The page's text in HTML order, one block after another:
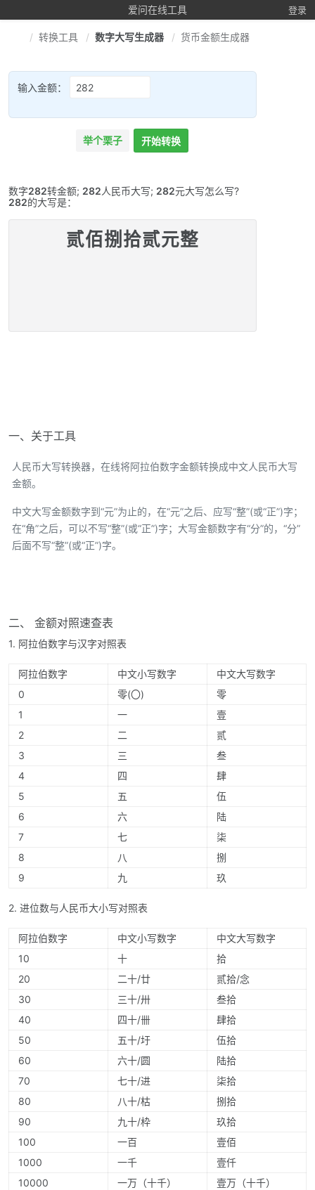
爱问在线工具 登录
转换工具 数字大写生成器 货币金额生成器
输入金额：
举个栗子 开始转换
数字282转金额; 282人民币大写; 282元大写怎么写?
282的大写是：
贰佰捌拾贰元整
一、关于工具
人民币大写转换器，在线将阿拉伯数字金额转换成中文人民币大写
金额。
中文大写金额数字到“元”为止的，在“元”之后、应写“整”(或“正”)字；
在“角”之后，可以不写“整”(或“正”)字；大写金额数字有“分”的，“分”
后面不写“整”(或“正”)字。
二、 金额对照速查表
1. 阿拉伯数字与汉字对照表
阿拉伯数字 中文小写数字
中文大写数字
0
零(〇)
零
1
一
壹
2
二
贰
3
三
叁
4
四
肆
5
五
伍
6
六
陆
7
七
柒
8
八
捌
9
九 玖
2. 进位数与人民币大小写对照表
阿拉伯数字 中文小写数字
中文大写数字
10
十
拾
20
二十/廿
贰拾/念
30
三十/卅
叁拾
40
四十/卌
肆拾
50
五十/圩
伍拾
60
六十/圆
陆拾
70
七十/进
柒拾
80
八十/枯
捌拾
90
九十/枠
玖拾
100
一百
壹佰
1000
一千
壹仟
10000
一万（十千）
壹万（十千）